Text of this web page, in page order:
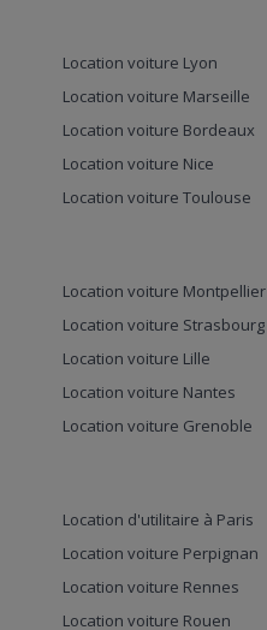
Location voiture Lyon
Location voiture Marseille
Location voiture Bordeaux
Location voiture Nice
Location voiture Toulouse
Location voiture Montpellier
Location voiture Strasbourg
Location voiture Lille
Location voiture Nantes
Location voiture Grenoble
Location d'utilitaire à Paris
Location voiture Perpignan
Location voiture Rennes
Location voiture Rouen